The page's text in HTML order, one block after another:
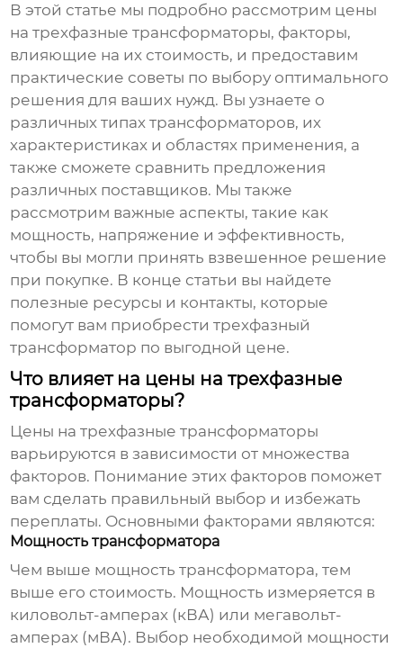
В этой статье мы подробно рассмотрим цены
на трехфазные трансформаторы, факторы,
влияющие на их стоимость, и предоставим
практические советы по выбору оптимального
решения для ваших нужд. Вы узнаете о
различных типах трансформаторов, их
характеристиках и областях применения, а
также сможете сравнить предложения
различных поставщиков. Мы также
рассмотрим важные аспекты, такие как
мощность, напряжение и эффективность,
чтобы вы могли принять взвешенное решение
при покупке. В конце статьи вы найдете
полезные ресурсы и контакты, которые
помогут вам приобреститрехфазный
трансформатор по выгодной цене.
Что влияет на цены на трехфазные
трансформаторы?
Цены на трехфазные трансформаторы
варьируются в зависимости от множества
факторов. Понимание этих факторов поможет
вам сделать правильный выбор и избежать
переплаты. Основными факторами являются:
Мощность трансформатора
Чем выше мощность трансформатора, тем
выше его стоимость. Мощность измеряется в
киловольт-амперах (кВА) или мегавольт-
амперах (мВА). Выбор необходимой мощности